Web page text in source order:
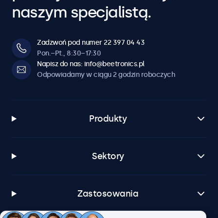
Możliwość blokady przycisków sterowania.
Funkcja automatycznego włączania po podłączeniu prądu
lub wykryciu sygnału wideo.
Przyciemnianie
Regulowana jasność podświetlenia za pomocą pilota lub
Kompatybilny z teleprompterem. Obraz może być
Oprogramowanie i kompatybilność
Windows 8, 10, 11
naszym specjalistą.
Zadzwoń pod numer 22 397 04 43
Pon.–Pt., 8:30–17:30
Napisz do nas: info@beetronics.pl
Odpowiadamy w ciągu 2 godzin roboczych
Produkty
Sektory
Zastosowania